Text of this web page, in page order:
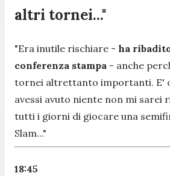
altri tornei..."
"Era inutile rischiare - ha
conferenza stampa - anche
tornei altrettanto importanti. E'
avessi avuto niente non mi sarei
tutti i giorni di giocare una
Slam..."
18:45